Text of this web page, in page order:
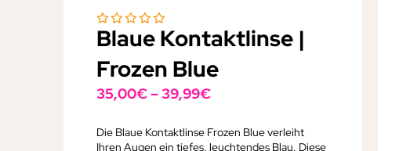
Blaue Kontaktlinse |
Frozen Blue
35,00€–39,99€
Die Blaue Kontaktlinse Frozen Blue verleiht
Ihren Augen ein tiefes, leuchtendes Blau. Diese